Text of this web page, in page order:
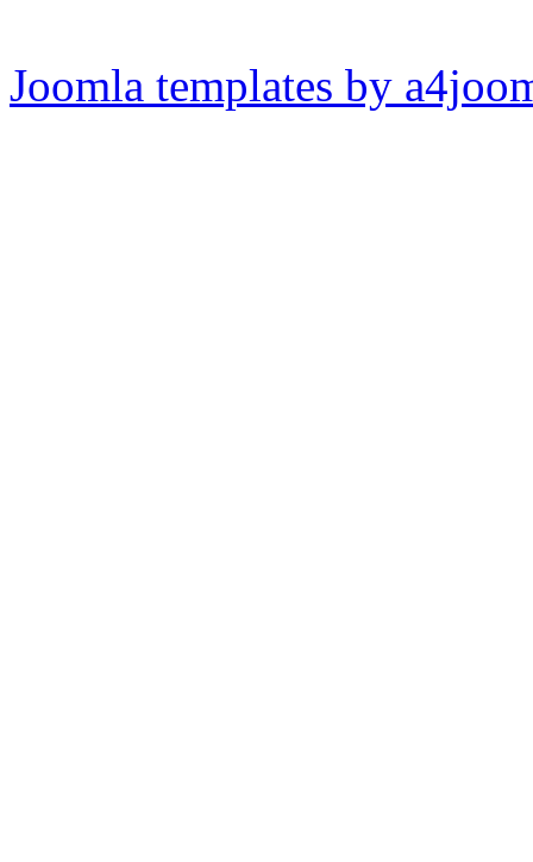
Joomla templates by